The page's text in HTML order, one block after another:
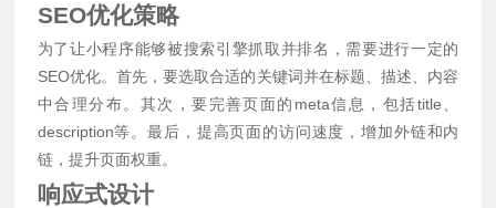
SEO优化策略
为了让小程序能够被搜索引擎抓取并排名，需要进行一定的
SEO优化。首先，要选取合适的关键词并在标题、描述、内容
中合理分布。其次，要完善页面的meta信息，包括title、
description等。最后，提高页面的访问速度，增加外链和内
链，提升页面权重。
响应式设计